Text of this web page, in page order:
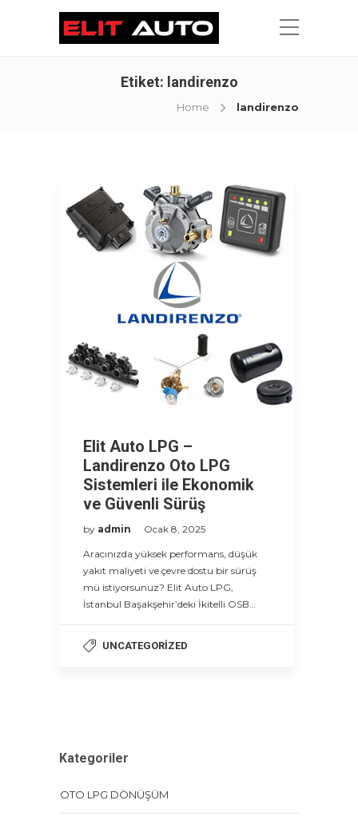
Etiket: landirenzo
Home landirenzo
Elit Auto LPG –
Landirenzo Oto LPG
Sistemleri ile Ekonomik
ve Güvenli Sürüş
by admin Ocak 8, 2025
Aracınızda yüksek performans, düşük
yakıt maliyeti ve çevre dostu bir sürüş
mü istiyorsunuz? Elit Auto LPG,
İstanbul Başakşehir’deki İkitelli OSB…
UNCATEGORIZED
Kategoriler
OTO LPG DÖNÜŞÜM